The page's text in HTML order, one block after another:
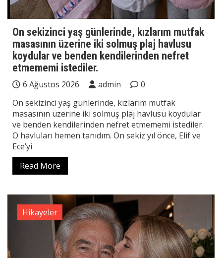
On sekizinci yaş günlerinde, kızlarım mutfak
masasının üzerine iki solmuş plaj havlusu
koydular ve benden kendilerinden nefret
etmememi istediler.
6 Ağustos 2026 admin
0
On sekizinci yaş günlerinde, kızlarım mutfak
masasının üzerine iki solmuş plaj havlusu koydular
ve benden kendilerinden nefret etmememi istediler.
O havluları hemen tanıdım. On sekiz yıl önce, Elif ve
Ece’yi
Read More
Hikayeler